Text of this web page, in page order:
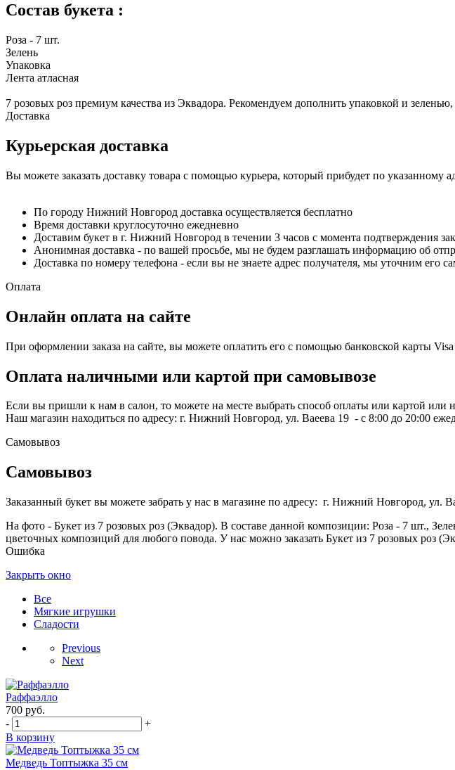
Состав букета :
Роза - 7 шт.
Зелень
Упаковка
Лента атласная
7 розовых роз премиум качества из Эквадора. Рекомендуем дополнить упаковкой и
Доставка
Курьерская доставка
Вы можете заказать доставку товара с помощью курьера, который прибудет по указанному
По городу Нижний Новгород доставка осуществляется бесплатно
Время доставки круглосуточно ежедневно
Доставим букет в г. Нижний Новгород в течении 3 часов с момента подтверждения
Анонимная доставка - по вашей просьбе, мы не будем разглашать информацию об
Доставка по номеру телефона - если вы не знаете адрес получателя, мы уточним его
Оплата
Онлайн оплата на сайте
При оформлении заказа на сайте, вы можете оплатить его с помощью банковской карты
Оплата наличными или картой при самовывозе
Если вы пришли к нам в салон, то можете на месте выбрать способ оплаты или картой или
Наш магазин находиться по адресу: г. Нижний Новгород, ул. Ваеева 19 - с 8:00 до 20:00
Самовывоз
Самовывоз
Заказанный букет вы можете забрать у нас в магазине по адресу: г. Нижний Новгород, ул.
На фото - Букет из 7 розовых роз (Эквадор). В составе данной композиции: Роза - 7 шт.,
цветочных композиций для любого повода. У нас можно заказать Букет из 7 розовых роз
Ошибка
Закрыть окно
Все
Мягкие игрушки
Сладости
Previous
Next
Раффаэлло
700 руб.
-
+
В корзину
Медведь Топтыжка 35 см